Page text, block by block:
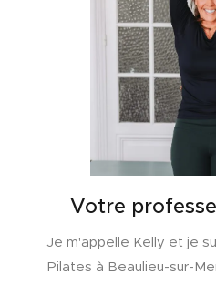
Votre
Je m'appelle Kelly et je
Pilates à Beaulieu-sur-